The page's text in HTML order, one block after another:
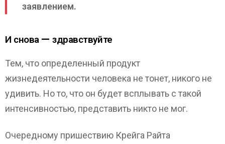
заявлением.
И снова — здравствуйте
Тем, что определенный продукт
жизнедеятельности человека не тонет, никого не
удивить. Но то, что он будет всплывать с такой
интенсивностью, представить никто не мог.
Очередному пришествию Крейга Райта